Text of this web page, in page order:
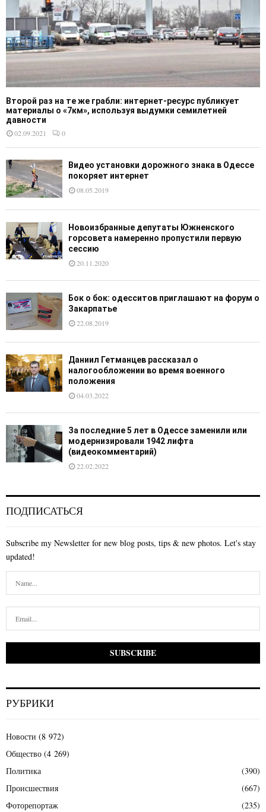
Второй раз на те же грабли: интернет-ресурс публикует
материалы о «7км», используя выдумки семилетней
давности
02.09.2021
0
Видео установки дорожного знака в Одессе
покоряет интернет
08.05.2019
Новоизбранные депутаты Южненского
горсовета намеренно пропустили первую
сессию
20.11.2020
Бок о бок: одесситов приглашают на форум о
Закарпатье
22.08.2019
Даниил Гетманцев рассказал о
налогообложении во время военного
положения
04.03.2022
За последние 5 лет в Одессе заменили или
модернизировали 1942 лифта
(видеокомментарий)
22.02.2022
ПОДПИСАТЬСЯ
Subscribe my Newsletter for new blog posts, tips & new photos. Let's stay
updated!
РУБРИКИ
Новости (8 972)
Общество (4 269)
Политика
(390)
Происшествия
(667)
Фоторепортаж
(235)